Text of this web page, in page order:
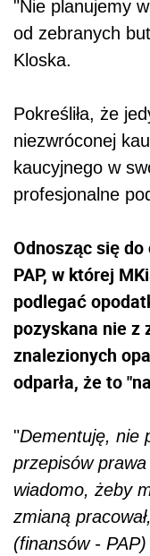
"Nie planujemy
od zebranych
Kloska.
Pokreśliła, że
niezwróconej
kaucyjnego w
profesjonalne
Odnosząc się
PAP, w której
podlegać
pozyskana nie z
znalezionych
odparła, że to
"Dementuję, nie
przepisów
wiadomo, żeby
zmianą
(finansów -